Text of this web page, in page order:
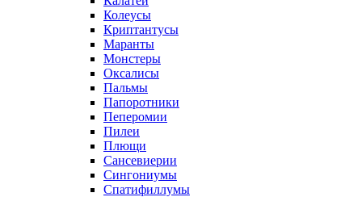
Колеусы
Криптантусы
Маранты
Монстеры
Оксалисы
Пальмы
Папоротники
Пеперомии
Пилеи
Плющи
Сансевиерии
Сингониумы
Спатифиллумы